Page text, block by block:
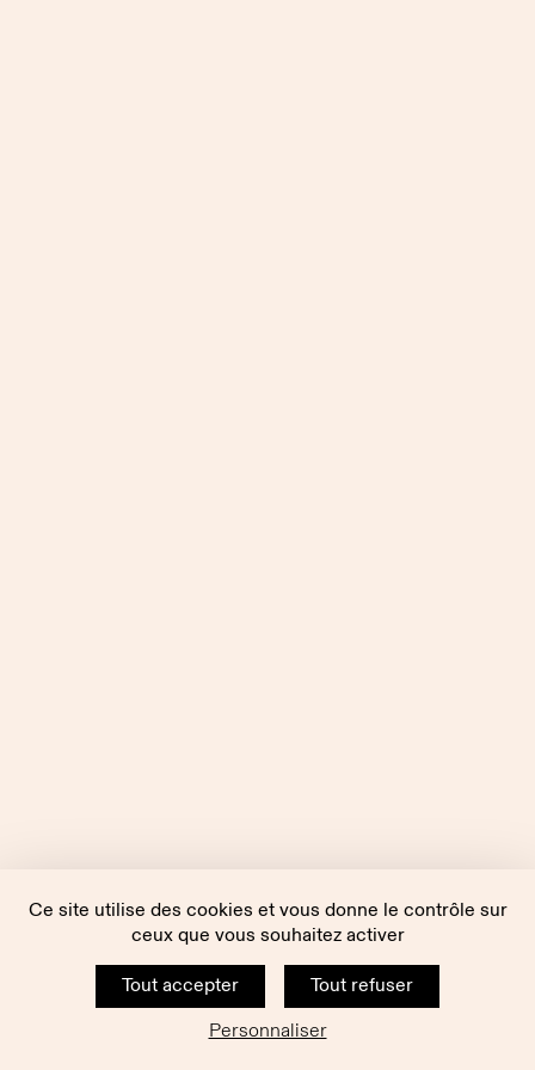
Ce site utilise des cookies et vous donne le contrôle sur
ceux que vous souhaitez activer
Tout accepter
Tout refuser
Personnaliser